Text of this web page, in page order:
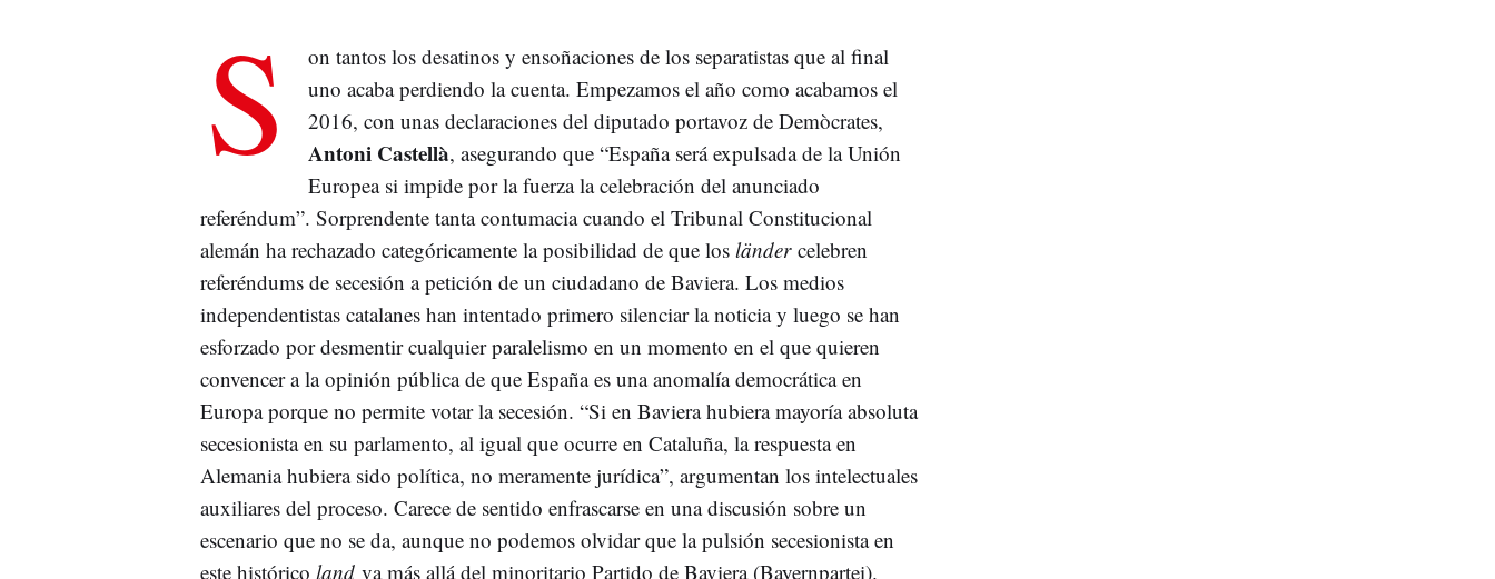
S
on tantos los desatinos y ensoñaciones de los separatistas que al final
uno acaba perdiendo la cuenta. Empezamos el año como acabamos el
2016, con unas declaraciones del diputado portavoz de Demòcrates,
Antoni Castellà, asegurando que “España será expulsada de la Unión
Europea si impide por la fuerza la celebración del anunciado
referéndum”. Sorprendente tanta contumacia cuando el Tribunal Constitucional
alemán ha rechazado categóricamente la posibilidad de que los länder celebren
referéndums de secesión a petición de un ciudadano de Baviera. Los medios
independentistas catalanes han intentado primero silenciar la noticia y luego se han
esforzado por desmentir cualquier paralelismo en un momento en el que quieren
convencer a la opinión pública de que España es una anomalía democrática en
Europa porque no permite votar la secesión. “Si en Baviera hubiera mayoría absoluta
secesionista en su parlamento, al igual que ocurre en Cataluña, la respuesta en
Alemania hubiera sido política, no meramente jurídica”, argumentan los intelectuales
auxiliares del proceso. Carece de sentido enfrascarse en una discusión sobre un
escenario que no se da, aunque no podemos olvidar que la pulsión secesionista en
este histórico land va más allá del minoritario Partido de Baviera (Bayernpartei).